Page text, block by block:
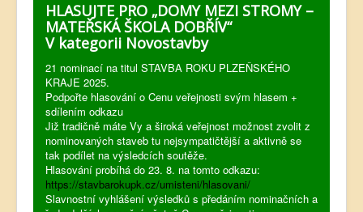
HLASUJTE PRO „DOMY MEZI STROMY –
MATEŘSKÁ ŠKOLA DOBŘÍV“
V kategorii Novostavby
21 nominací na titul STAVBA ROKU PLZEŇSKÉHO
KRAJE 2025.
Podpořte hlasování o Cenu veřejnosti svým hlasem +
sdílením odkazu
Již tradičně máte Vy a široká veřejnost možnost zvolit z
nominovaných staveb tu nejsympatičtější a aktivně se
tak podílet na výsledcích soutěže.
Hlasování probíhá do 23. 8. na tomto odkazu:
https://stavbarokupk.cz/umisteni/hlasovani/
Slavnostní vyhlášení výsledků s předáním nominačních a